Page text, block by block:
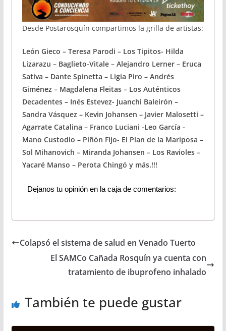
Desde Postarosquín compartimos la grilla de artistas:
León Gieco – Teresa Parodi – Los Tipitos- Hilda
Lizarazu – Baglieto-Vitale – Alejandro Lerner – Eruca
Sativa – Dante Spinetta – Ligia Piro – Andrés
Giménez – Magdalena Fleitas – Los Auténticos
Decadentes – Inés Estevez- Juanchi Baleirón –
Sandra Vásquez – Kevin Johansen – Javier Malosetti –
Agarrate Catalina – Franco Luciani -Leo García -
Mano Custodio – Piñón Fijo- El Plan de la Mariposa –
Sol Mihanovich – Miranda Johansen – Los Ravioles –
Yacaré Manso – Perota Chingó y más.!!!
Dejanos tu opinión en la caja de comentarios:
Colapsó el sistema de salud en Venado Tuerto
El SAMCo Cañada Rosquín ya cuenta con
tratamiento de ibuprofeno inhalado
También te puede gustar